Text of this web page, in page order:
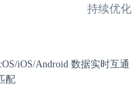
持续优
iOS/Android 数据实时互通
配